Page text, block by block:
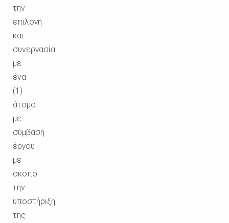
την
επιλογή
και
συνεργασία
με
ένα
(1)
άτομο
με
σύμβαση
έργου
με
σκοπό
την
υποστήριξη
της